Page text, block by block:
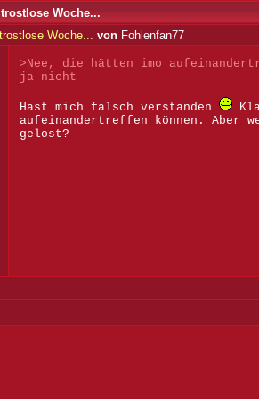
trostlose Woche...
Woche... von Fohlenfan77
>Nee, die hätten imo
ja nicht
Hast mich falsch verstanden
aufeinandertreffen können. Aber
gelost?